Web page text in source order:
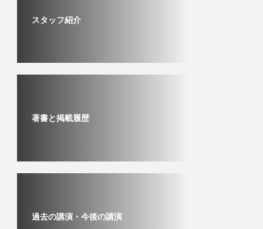
スタッフ紹介
著書と掲載履歴
過去の講演・今後の講演